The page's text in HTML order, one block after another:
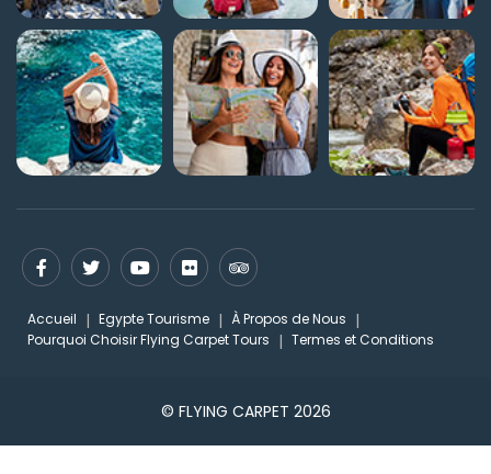
Accueil Egypte Tourisme
À Propos de Nous
Pourquoi Choisir Flying Carpet Tours
Termes et Conditions
© FLYING CARPET 2026